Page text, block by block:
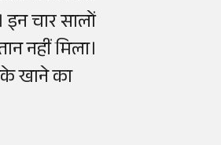
चार सालों
नहीं मिला।
खाने का